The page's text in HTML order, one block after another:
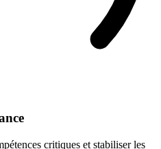
critiques et stabiliser les